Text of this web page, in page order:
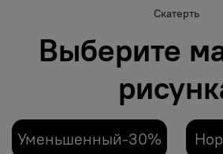
Скатерть
Выберите
Уменьшенный-30%